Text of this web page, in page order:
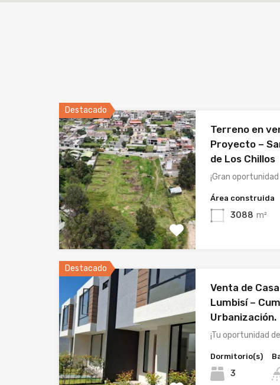
Destacado
Terreno en
Proyecto –
de Los Chillos
¡Gran
Área construida
3088 m²
Destacado
Venta de
Lumbisí –
Urbanización.
¡Tu oportunidad
Dormitorio(s)
3